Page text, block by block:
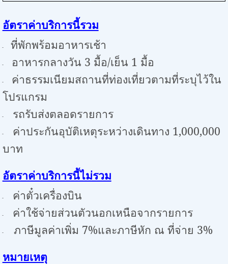
อัตราค่าบริการนี้รวม
ที่พักพร้อมอาหารเช้า
อาหารกลางวัน 3 มื้อ/เย็น 1 มื้อ
ค่าธรรมเนียมสถานที่ท่องเที่ยวตามที่ระบุไว้ใน
โปรแกรม
รถรับส่งตลอดรายการ
ค่าประกันอุบัติเหตุระหว่างเดินทาง 1,000,000
บาท
อัตราค่าบริการนี้ไม่รวม
ค่าตั๋วเครื่องบิน
ค่าใช้จ่ายส่วนตัวนอกเหนือจากรายการ
ภาษีมูลค่าเพิ่ม 7%และภาษีหัก ณ ที่จ่าย 3%
หมายเหตุ